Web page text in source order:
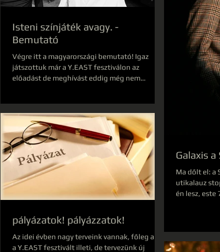
Isteni színjáték avagy. -
Bemutató
Végre itt a magyarországi bemutató! Igaz
játszottuk már a Y.EAST fesztiválon az
előadást de meghívást eddig még nem
Galaxis
Ma dőlt el: a
utikalauz
én lesz, este
pályázatok! pályázzatok!
Az idei évben nagy terveink vannak, főleg ami
a Y.EAST fesztivált illeti, de tervezünk új